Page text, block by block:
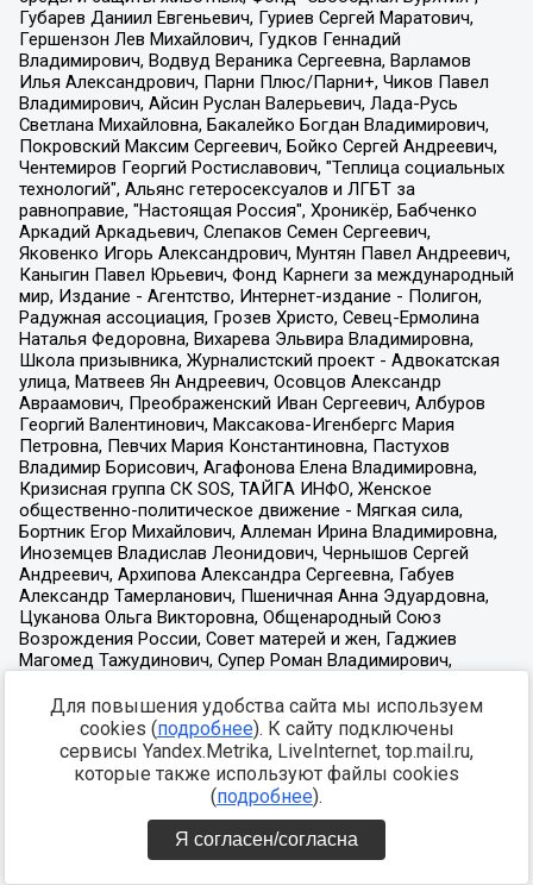
Для повышения удобства сайта мы используем
cookies (подробнее). К сайту подключены
сервисы Yandex.Metrika, LiveInternet, top.mail.ru,
которые также используют файлы cookies
(подробнее).
Я согласен/согласна